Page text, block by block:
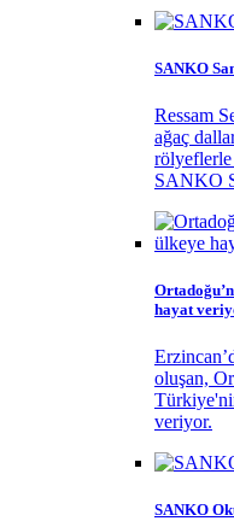
SANKO
Ressam
ağaç
rölyeflerle
SANKO
hayat
oluşan,
veriyor.
SANKO